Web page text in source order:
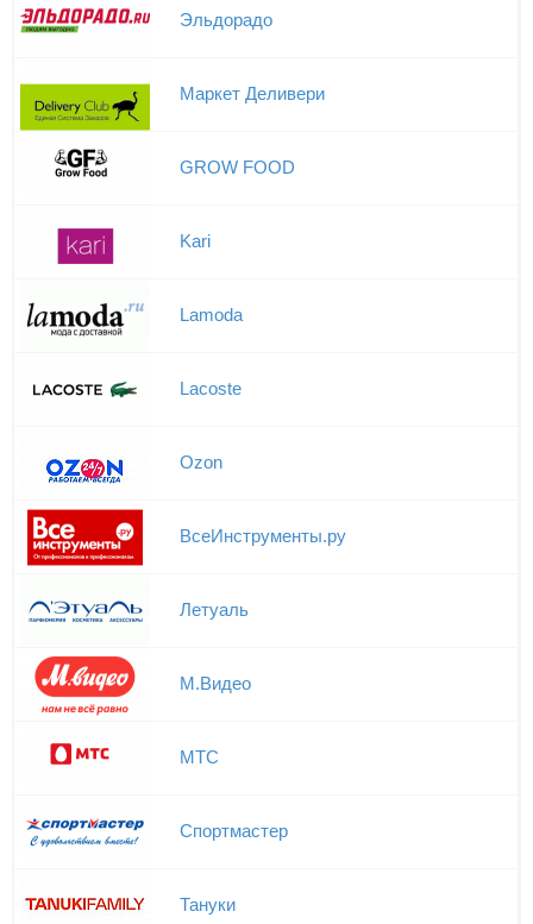
Эльдорадо
Маркет Деливери
GROW FOOD
Kari
Lamoda
Lacoste
Ozon
ВсеИнструменты.ру
Летуаль
М.Видео
МТС
Спортмастер
Тануки